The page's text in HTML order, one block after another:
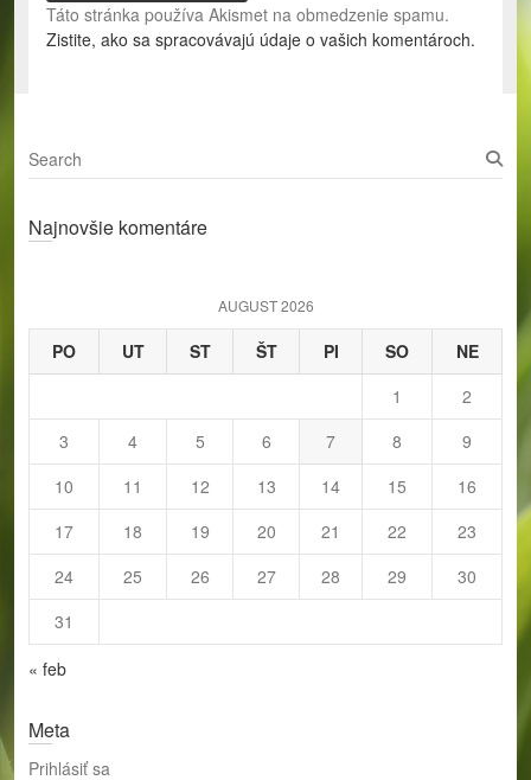
Táto stránka používa Akismet na obmedzenie spamu.
Zistite, ako sa spracovávajú údaje o vašich komentároch.
S
e
rNajnovšie komentáre
AUGUST 2026
PO UT ST ŠT PI SO
NE
1
2
3
4 5 6 7 8
9
10
11 12 13 14 15
16
17
18 19 20 21 22
23
24
25 26 27 28 29
30
31
« feb
Meta
Prihlásiť sa